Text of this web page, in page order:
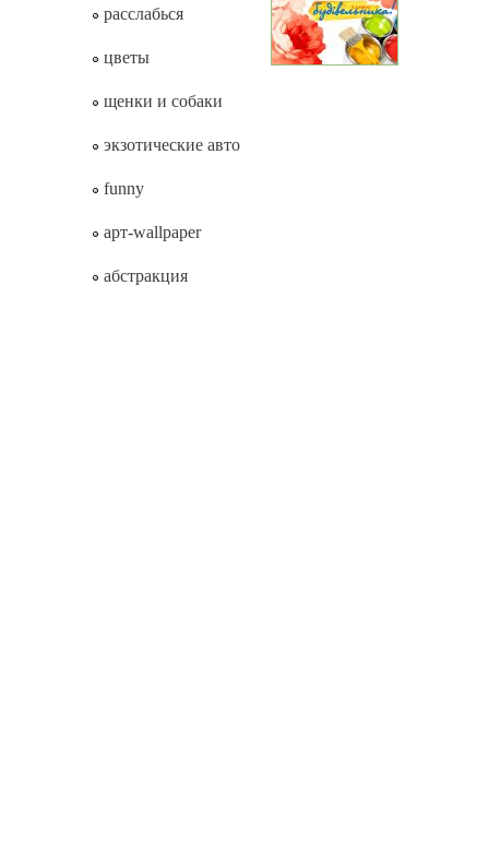
расслабься
цветы
щенки и собаки
экзотические авто
funny
арт-wallpaper
абстракция